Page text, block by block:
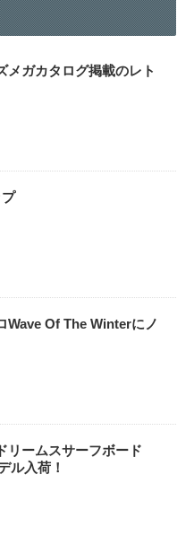
メガカタログ掲載のレト
Wave Of The Winterにノ
リームスサーフボード
ル入荷！